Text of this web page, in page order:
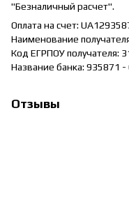
"Безналичный расчет".
Оплата на счет:
Наименование
Код ЕГРПОУ получателя:
Название банка: 935871
Отзывы